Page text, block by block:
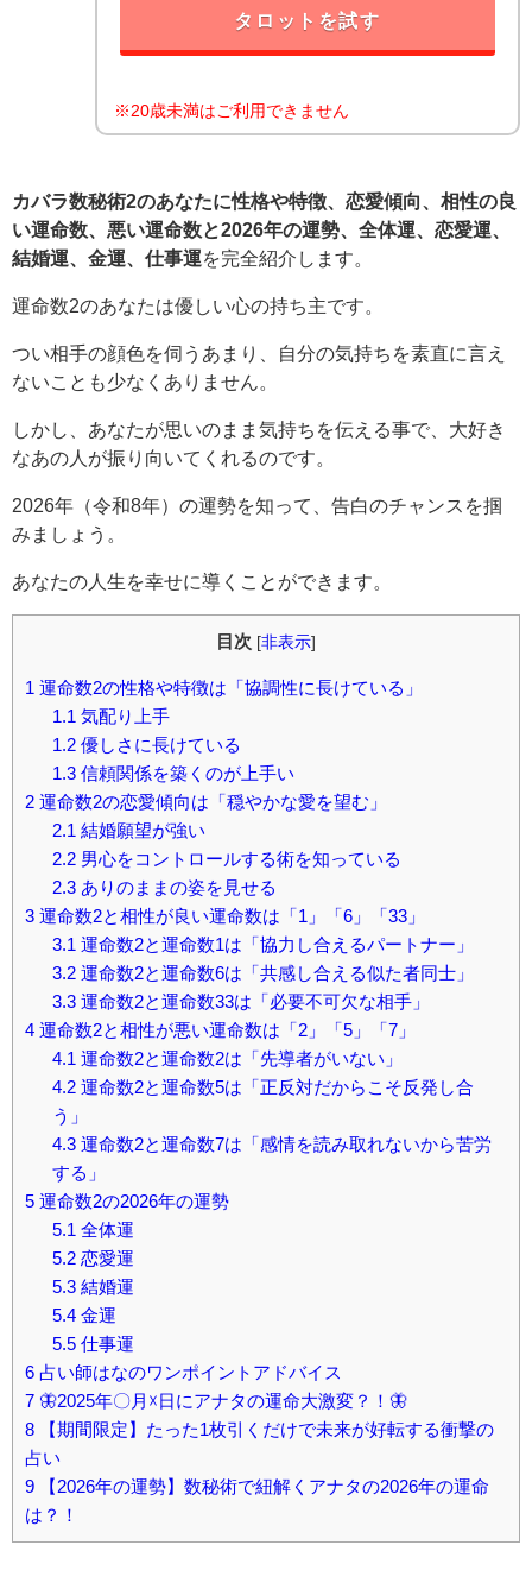
タロットを試す
※20歳未満はご利用できません
カバラ数秘術2のあなたに性格や特徴、恋愛傾向、相性の良
い運命数、悪い運命数と2026年の運勢、全体運、恋愛運、
結婚運、金運、仕事運を完全紹介します。
運命数2のあなたは優しい心の持ち主です。
つい相手の顔色を伺うあまり、自分の気持ちを素直に言え
ないことも少なくありません。
しかし、あなたが思いのまま気持ちを伝える事で、大好き
なあの人が振り向いてくれるのです。
2026年（令和8年）の運勢を知って、告白のチャンスを掴
みましょう。
あなたの人生を幸せに導くことができます。
目次 [非表示]
1 運命数2の性格や特徴は「協調性に長けている」
1.1 気配り上手
1.2優しさに長けている
1.3信頼関係を築くのが上手い
2 運命数2の恋愛傾向は「穏やかな愛を望む」
2.1 結婚願望が強い
2.2男心をコントロールする術を知っている
2.3ありのままの姿を見せる
3 運命数2と相性が良い運命数は「1」「6」「33」
3.1 運命数2と運命数1は「協力し合えるパートナー」
3.2運命数2と運命数6は「共感し合える似た者同士」
3.3運命数2と運命数33は「必要不可欠な相手」
4 運命数2と相性が悪い運命数は「2」「5」「7」
4.1 運命数2と運命数2は「先導者がいない」
4.2運命数2と運命数5は「正反対だからこそ反発し合
う」
4.3運命数2と運命数7は「感情を読み取れないから苦労
する」
5 運命数2の2026年の運勢
5.1 全体運
5.2恋愛運
5.3結婚運
5.4金運
5.5仕事運
6 占い師はなのワンポイントアドバイス
7 🦋2025年〇月☓日にアナタの運命大激変？！🦋
8 【期間限定】たった1枚引くだけで未来が好転する衝撃の
占い
9 【2026年の運勢】数秘術で紐解くアナタの2026年の運命
は？！